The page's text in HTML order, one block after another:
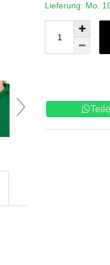
Lieferung: Mo.